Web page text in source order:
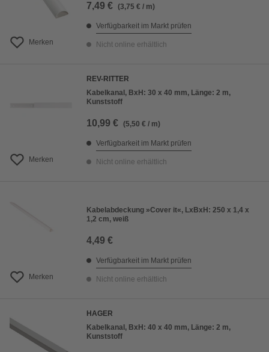
Merken
7,49 € (3,75 € / m)
Verfügbarkeit im Markt prüfen
Nicht online erhältlich
Merken
REV-RITTER
Kabelkanal, BxH: 30 x 40 mm, Länge: 2 m,
Kunststoff
10,99 € (5,50 € / m)
Verfügbarkeit im Markt prüfen
Nicht online erhältlich
Merken
Kabelabdeckung »Cover it«, LxBxH: 250 x 1,4 x
1,2 cm, weiß
4,49 €
Verfügbarkeit im Markt prüfen
Nicht online erhältlich
HAGER
Kabelkanal, BxH: 40 x 40 mm, Länge: 2 m,
Kunststoff